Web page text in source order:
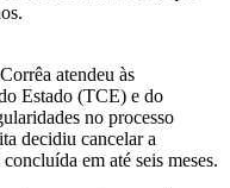
atendeu às
Estado (TCE) e do
no processo
decidiu cancelar a
em até seis meses.